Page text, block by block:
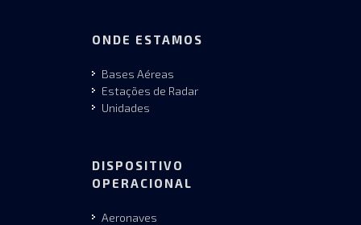
ONDE ESTAMOS
Bases Aéreas
Estações de Radar
Unidades
DISPOSITIVO
OPERACIONAL
Aeronaves